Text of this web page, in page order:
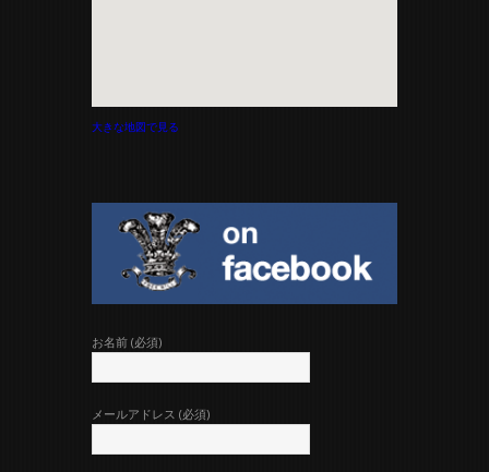
大きな地図で見る
お名前 (必須)
メールアドレス (必須)